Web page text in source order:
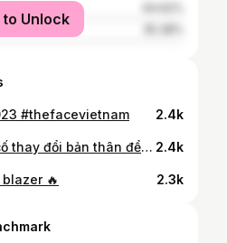
Unlock
#thefacevietnam 2.4k
I'm backkkk 🦋. Việc cố thay đổi bản thân để phù hợp với một ai đó là điều ngu ngốc nhất mình từng làm. #beyourself #me #boyfriend #vietnameseboy #daily 2.4k
🔥 2.3k